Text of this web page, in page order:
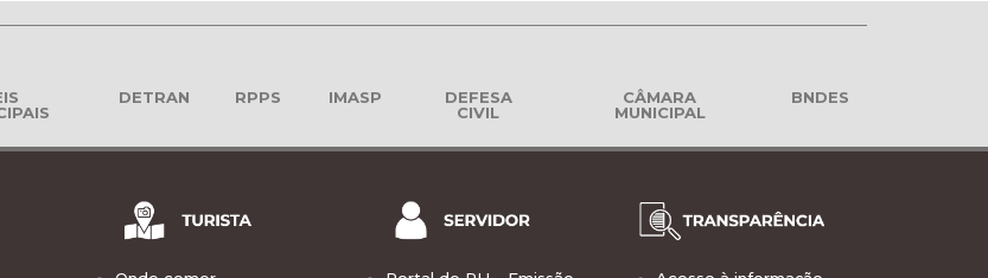
DETRAN RPPS IMASP
DEFESA
CIVIL
CÂMARA
MUNICIPAL
BNDES